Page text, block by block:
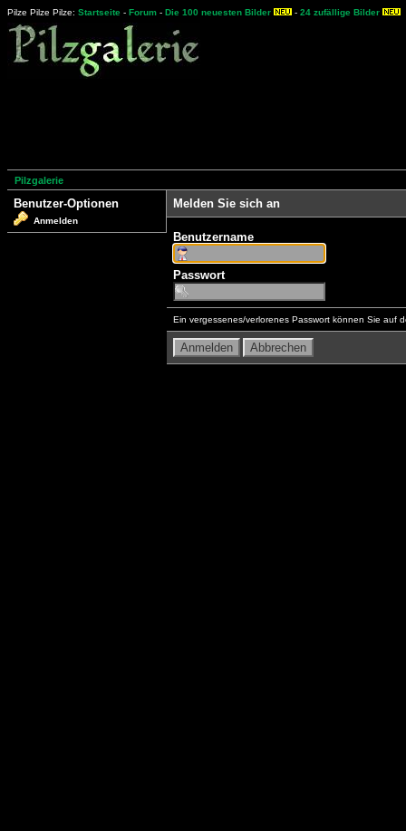
Pilze Pilze Pilze: Startseite - Forum - Die 100 neuesten Bilder - 24 zufällige Bilder
Pilzgalerie
Benutzer-Optionen
Anmelden
Melden Sie sich an
Benutzername
Passwort
Ein vergessenes/verlorenes Passwort können Sie auf